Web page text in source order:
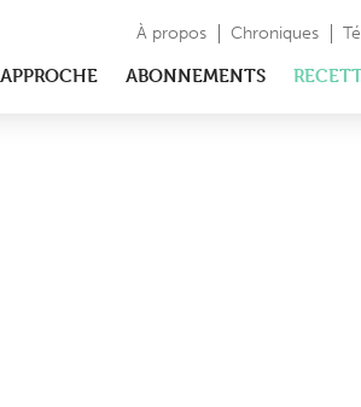
À propos Chroniques
APPROCHE ABONNEMENTS